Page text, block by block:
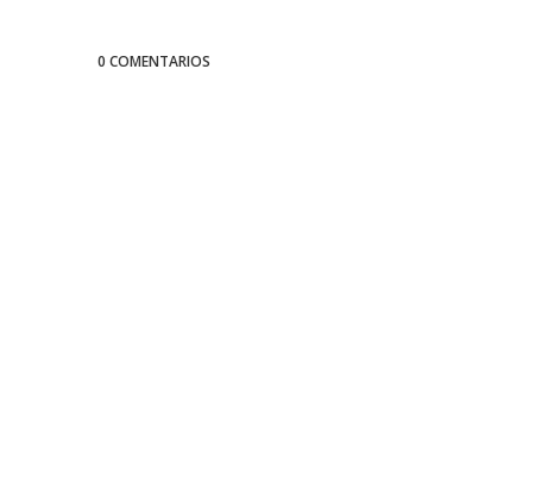
0 COMENTARIOS